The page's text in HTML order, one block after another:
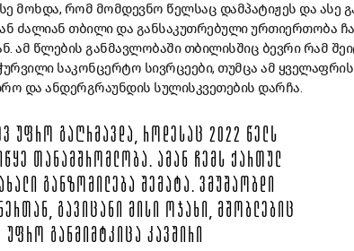
მოხდა, რომ მომდევნო წელსაც დამპატიჟეს და ასე
ძალიან თბილი და განსაკუთრებული ურთიერთობა
ამ წლების განმავლობაში თბილისშიც ბევრი რამ
საკონცერტო სივრცეები, თუმცა ამ ყველაფრის
და ანდერგრაუნდის სულისკვეთების დარჩა.
ᲣᲤᲠᲝ ᲒᲐᲦᲠᲛᲐᲕᲓᲐ, ᲠᲝᲓᲔᲡᲐᲪ 2022 ᲬᲔᲚᲡ
ᲗᲐᲜᲐᲛᲨᲠᲝᲛᲚᲝᲑᲐ. ᲐᲛᲐᲜ ᲩᲔᲛᲡ ᲥᲐᲠᲗᲣᲚ
ᲒᲐᲜᲖᲝᲛᲘᲚᲔᲑᲐ ᲨᲔᲛᲐᲢᲐ. ᲕᲛᲣᲨᲐᲝᲑᲓᲘ
ᲒᲐᲕᲘᲪᲐᲜᲘ ᲛᲘᲡᲘ ᲝᲯᲐᲮᲘ, ᲛᲨᲝᲑᲚᲔᲑᲘᲪ
ᲣᲤᲠᲝ ᲒᲐᲜᲛᲘᲛᲢᲙᲘᲪᲐ ᲙᲐᲕᲨᲘᲠᲘ